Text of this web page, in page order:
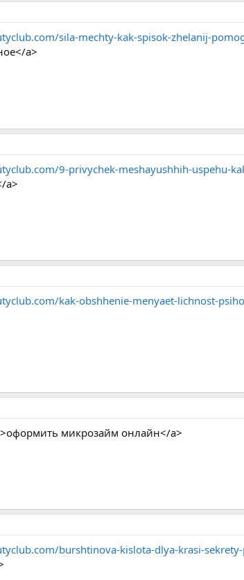
sila-mechty-kak-spisok-zhelanij-
a>
9-privychek-meshayushhih-uspehu-
a>
kak-obshhenie-menyaet-lichnost-
>оформить микрозайм онлайн</a>
burshtinova-kislota-dlya-krasi-